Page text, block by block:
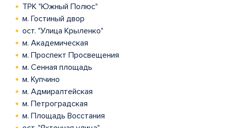
ТРК "Южный Полюс"
м. Гостиный двор
ост. "Улица Крыленко"
м. Академическая
м. Проспект Просвещения
м. Сенная площадь
м. Купчино
м. Адмиралтейская
м. Петроградская
м. Площадь Восстания